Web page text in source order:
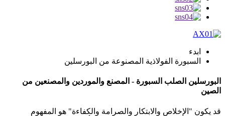
ابدء
السبورة الفولاذية المصنوعة من البورسلين
البورسلين الصلب السبورة - المصنع والموردين والمصنعين من
الصين
قد يكون "الإخلاص والابتكار والصرامة والكفاءة" هو المفهوم